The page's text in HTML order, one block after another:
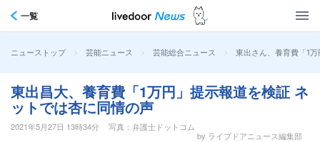
一覧
ニューストップ > 芸能ニュース > 芸能総合ニュース > 東出さん、養育費「1
東出昌大、養育費「1万円」提示報道を検証 ネ
ットでは杏に同情の声
2021年5月27日 13時34分
写真：弁護士ドットコム
by ライブドアニュース編集部